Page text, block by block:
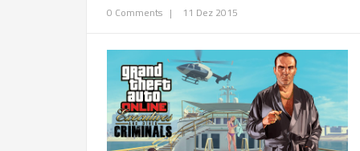
0 Comments | 11 Dez 2015